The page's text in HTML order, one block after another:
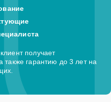
получает
также гарантию до 3 лет на